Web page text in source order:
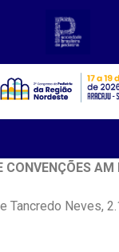
CONVENÇÕES
Tancredo Neves,